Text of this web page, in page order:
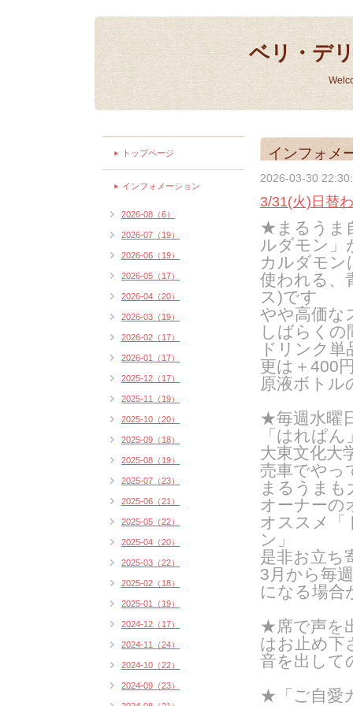
ベリ・デ
インフォメ
2026-03-30
3/31(火)日替
★まるうま
ルダモン」
カルダモン
使われる、
ス)です
やや高価な
しばらく
ドリンク
更は＋400
原液ボトル
★毎週水曜
「はれぱ
大東文化大
売車でやっ
まるうま
オーナーの
オススメ「
ン」
是非お立ち
3月から毎
になる場合
★席で声を
はお止め下
音を出して
★「ご自愛
トップページ
インフォメーション
2026-08（6）
2026-07（19）
2026-06（19）
2026-05（17）
2026-04（20）
2026-03（19）
2026-02（17）
2026-01（17）
2025-12（17）
2025-11（19）
2025-10（20）
2025-09（18）
2025-08（19）
2025-07（23）
2025-06（21）
2025-05（22）
2025-04（20）
2025-03（22）
2025-02（18）
2025-01（19）
2024-12（17）
2024-11（24）
2024-10（22）
2024-09（23）